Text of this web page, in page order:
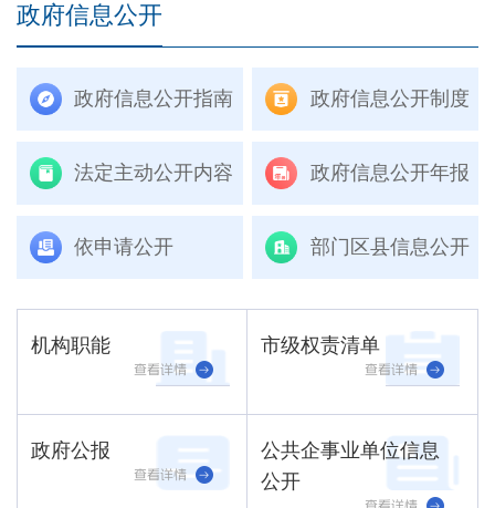
政府信息公开
政府信息公开指南 政府信息公开制度
法定主动公开内容 政府信息公开年报
依申请公开 部门区县信息公开
机构职能 市级权责清单
政府公报
公共企事业单位信息
公开